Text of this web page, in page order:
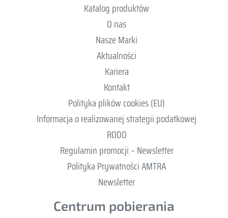
Katalog produktów
O nas
Nasze Marki
Aktualności
Kariera
Kontakt
Polityka plików cookies (EU)
Informacja o realizowanej strategii podatkowej
RODO
Regulamin promocji – Newsletter
Polityka Prywatności AMTRA
Newsletter
Centrum pobierania